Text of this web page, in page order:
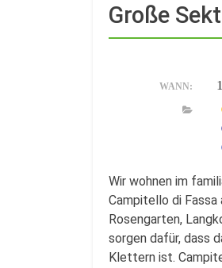
Große
WANN:
Wir wohnen im
Campitello di
Rosengarten,
sorgen dafür, dass
Klettern ist.